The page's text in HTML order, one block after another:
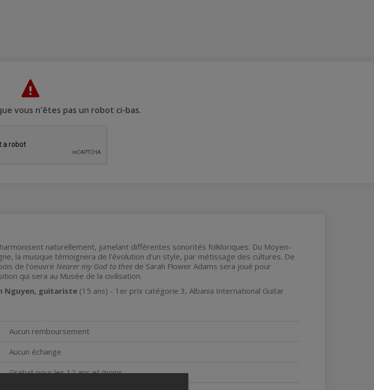
vous n'êtes pas un robot ci-bas.
naturellement, jumelant différentes sonorités folkloriques. Du Moyen-
la musique témoignera de l'évolution d'un style, par métissage des cultures. De
de l’oeuvre Nearer my God to thee de Sarah Flower Adams sera joué pour
qui sera au Musée de la civilisation.
Nguyen, guitariste (15 ans) - 1er prix catégorie 3, Albania International Guitar
Aucun remboursement
Aucun échange
Gratuit pour les 12 ans et moins